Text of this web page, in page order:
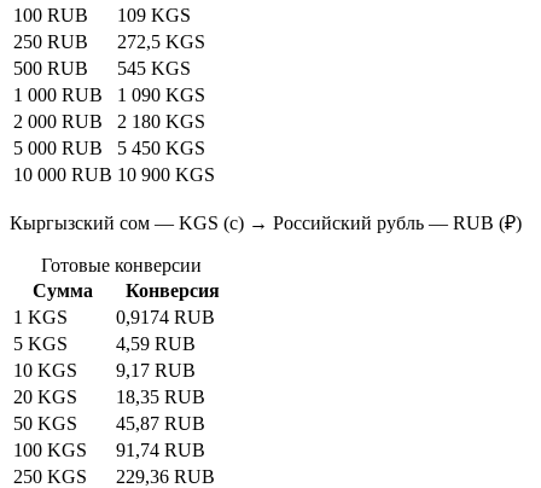
100 RUB
109 KGS
250 RUB
272,5 KGS
500 RUB
545 KGS
1 000 RUB
1 090 KGS
2 000 RUB
2 180 KGS
5 000 RUB
5 450 KGS
10 000 RUB 10 900 KGS
Кыргызский сом — KGS (с) → Российский рубль — RUB (₽)
Готовые конверсии
Сумма
Конверсия
1 KGS
0,9174 RUB
5 KGS
4,59 RUB
10 KGS
9,17 RUB
20 KGS
18,35 RUB
50 KGS
45,87 RUB
100 KGS
91,74 RUB
250 KGS
229,36 RUB